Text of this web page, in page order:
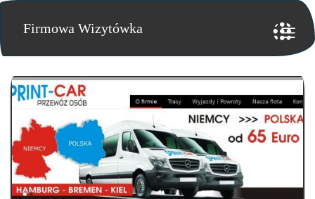
Firmowa Wizytówka